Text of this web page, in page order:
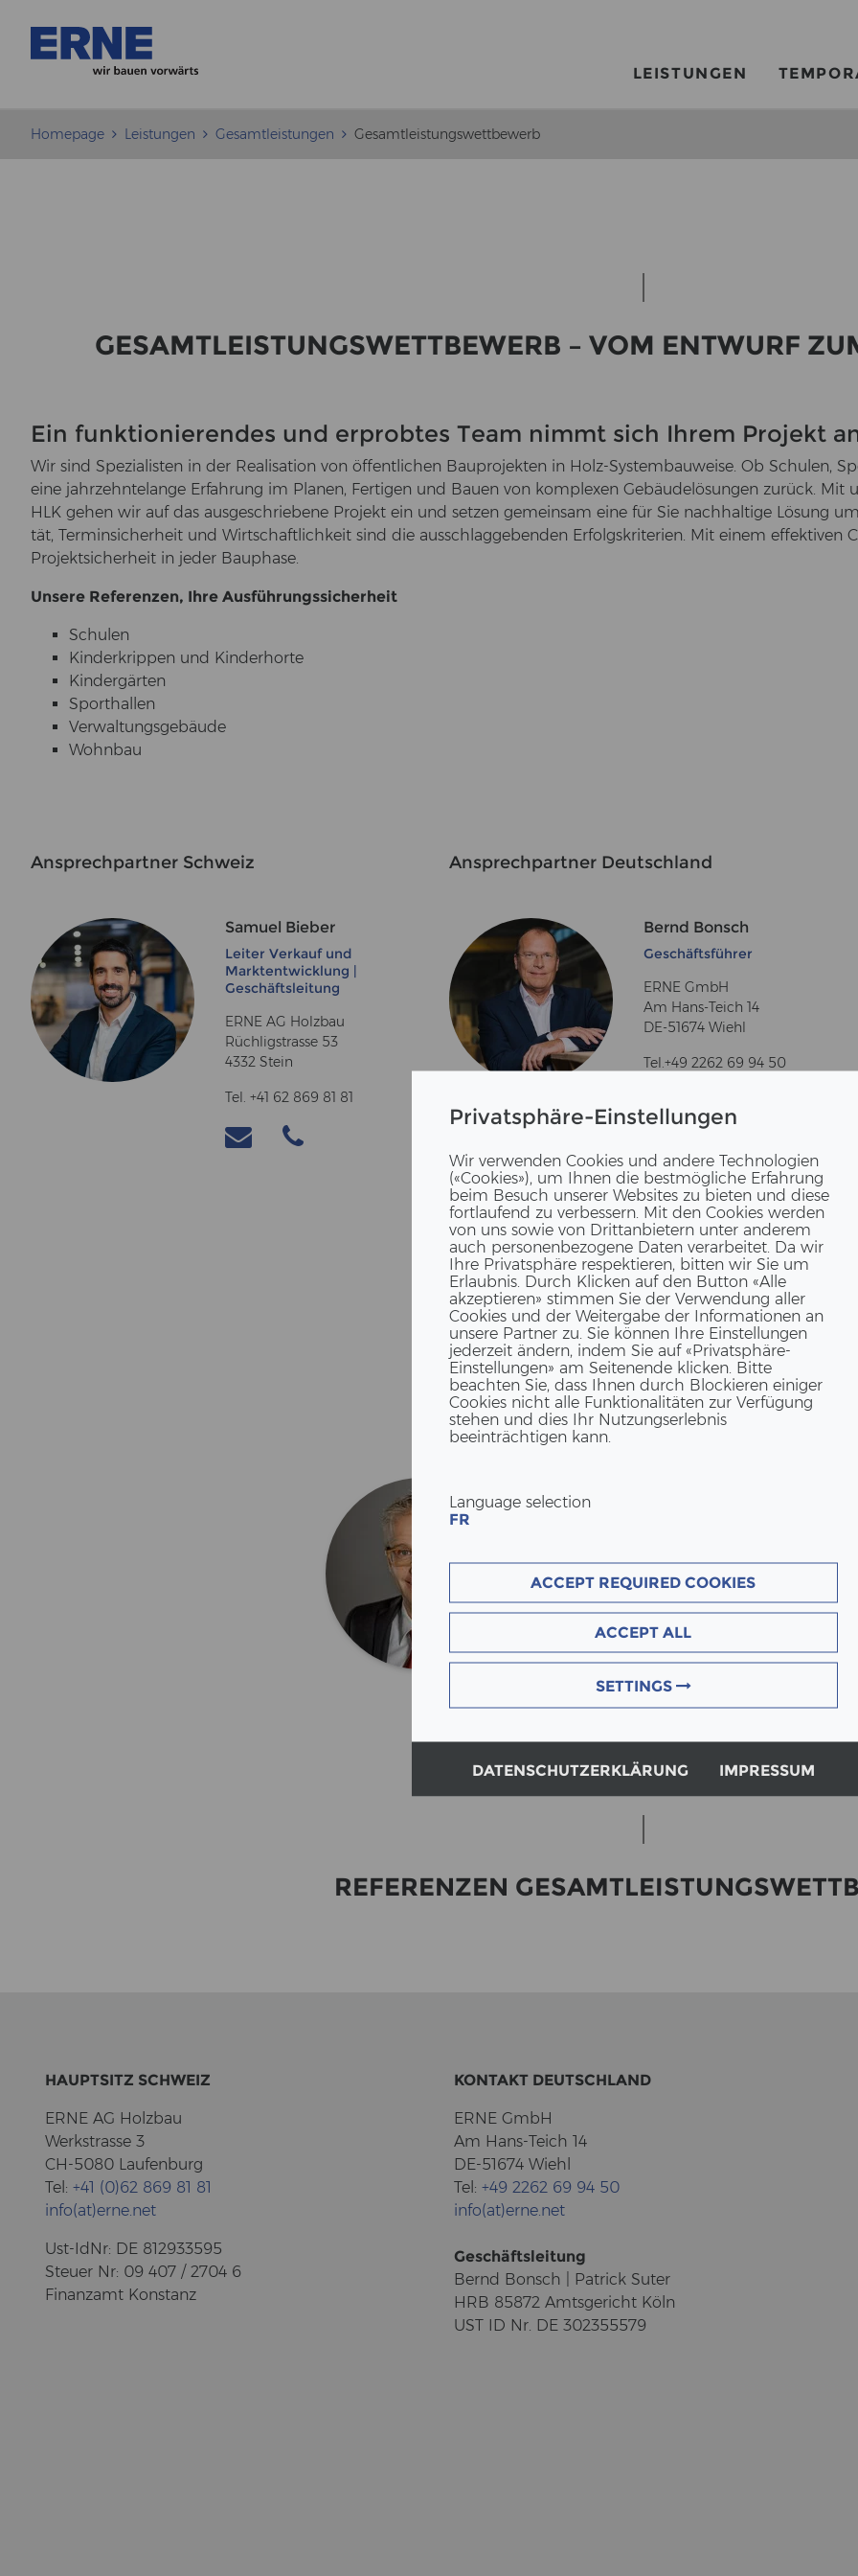
Privatsphäre-Einstellungen
Wir verwenden Cookies und andere Technologien
(«Cookies»), um Ihnen die bestmögliche Erfahrung
beim Besuch unserer Websites zu bieten und diese
fortlaufend zu verbessern. Mit den Cookies werden
von uns sowie von Drittanbietern unter anderem
auch personenbezogene Daten verarbeitet. Da wir
Ihre Privatsphäre respektieren, bitten wir Sie um
Erlaubnis. Durch Klicken auf den Button «Alle
akzeptieren» stimmen Sie der Verwendung aller
Cookies und der Weitergabe der Informationen an
unsere Partner zu. Sie können Ihre Einstellungen
jederzeit ändern, indem Sie auf «Privatsphäre-
Einstellungen» am Seitenende klicken. Bitte
beachten Sie, dass Ihnen durch Blockieren einiger
Cookies nicht alle Funktionalitäten zur Verfügung
stehen und dies Ihr Nutzungserlebnis
beeinträchtigen kann.
Language selection
FR
ACCEPT REQUIRED COOKIES
ACCEPT ALL
SETTINGS
DATENSCHUTZERKLÄRUNG IMPRESSUM
LEISTUNGEN
Homepage Leistungen Gesamtleistungen Gesamtleistungswettbewerb
GE­SAMT­LEIS­TUNGS­WETT­BE­WERB – VOM ENT­WURF
Ein funktionierendes und erprobtes Team nimmt sich Ihrem Projekt
Wir sind Spe­zia­lis­ten in der Rea­li­sa­ti­on von öf­fent­li­chen Bau­pro­jek­ten in Holz-​Systembauweise. Ob Schu­len,
eine jahr­zehn­te­lan­ge Er­fah­rung im Pla­nen, Fer­ti­gen und Bauen von kom­ple­xen Ge­bäu­de­lö­sun­gen zu­rück. Mit
HLK gehen wir auf das aus­ge­schrie­be­ne Pro­jekt ein und set­zen ge­mein­sam eine für Sie nach­hal­ti­ge Lö­sung
tät, Ter­min­si­cher­heit und Wirt­schaft­lich­keit sind die aus­schlag­ge­ben­den Er­folgs­kri­te­ri­en. Mit einem ef­fek­ti­ven
Pro­jekt­si­cher­heit in jeder Bau­pha­se.
Un­se­re Re­fe­ren­zen, Ihre Aus­füh­rungs­si­cher­heit
Schu­len
Kin­der­krip­pen und Kin­der­hor­te
Kin­der­gär­ten
Sport­hal­len
Ver­wal­tungs­ge­bäu­de
Wohn­bau
An­sprech­part­ner Schweiz
Samuel Bieber
Leiter Verkauf und
Marktentwicklung |
Geschäftsleitung
ERNE AG Holzbau
Rüchligstrasse 53
4332 Stein
Tel. +41 62 869 81 81
An­sprech­part­ner Deutsch­land
Bernd Bonsch
Geschäftsführer
ERNE GmbH
Am Hans-Teich 14
DE-51674 Wiehl
Tel.+49 2262 69 94 50
DAS SAGEN UNSERE PARTNER
Bio Familia, Sachseln
"Mit der innovativen Holzbaufirma
konnten wir in nur 12 Monaten ein sehr
ansprechendes Holz-Beton-
erstellen. Die sehr kooperative und
Zusammenarbeit hat unser
voranschreiten und zu einem absoluten
Meisterwerk erstrahlen lassen."
RE­FE­REN­ZEN
HAUPT­SITZ SCHWEIZ
ERNE AG Holz­bau
Werk­stras­se 3
CH-5080 Lau­fen­burg
Tel: +41 (0)62 869 81 81
info(at)erne.net
Ust-​IdNr: DE 812933595
Steu­er Nr: 09 407 / 2704 6
Fi­nanz­amt Kon­stanz
KON­TAKT DEUTSCH­LAND
ERNE GmbH
Am Hans-​Teich 14
DE-51674 Wiehl
Tel: +49 2262 69 94 50
info(at)erne.net
Ge­schäfts­lei­tung
Bernd Bonsch | Pa­trick Suter
HRB 85872 Amts­ge­richt Köln
UST ID Nr. DE 302355579